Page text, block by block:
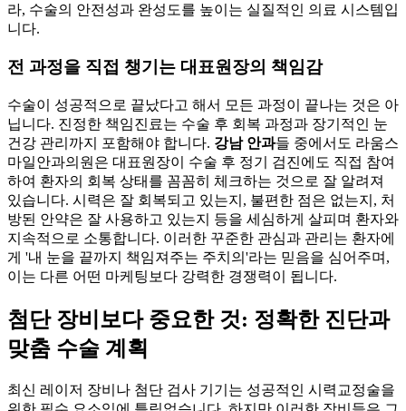
라, 수술의 안전성과 완성도를 높이는 실질적인 의료 시스템입
니다.
전 과정을 직접 챙기는 대표원장의 책임감
수술이 성공적으로 끝났다고 해서 모든 과정이 끝나는 것은 아
닙니다. 진정한 책임진료는 수술 후 회복 과정과 장기적인 눈
건강 관리까지 포함해야 합니다. 강남 안과들 중에서도 라움스
마일안과의원은 대표원장이 수술 후 정기 검진에도 직접 참여
하여 환자의 회복 상태를 꼼꼼히 체크하는 것으로 잘 알려져
있습니다. 시력은 잘 회복되고 있는지, 불편한 점은 없는지, 처
방된 안약은 잘 사용하고 있는지 등을 세심하게 살피며 환자와
지속적으로 소통합니다. 이러한 꾸준한 관심과 관리는 환자에
게 '내 눈을 끝까지 책임져주는 주치의'라는 믿음을 심어주며,
이는 다른 어떤 마케팅보다 강력한 경쟁력이 됩니다.
첨단 장비보다 중요한 것: 정확한 진단과
맞춤 수술 계획
최신 레이저 장비나 첨단 검사 기기는 성공적인 시력교정술을